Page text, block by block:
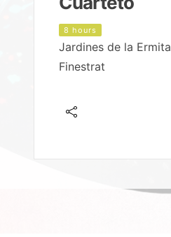
8 hours
Jardines de la Ermita
Finestrat